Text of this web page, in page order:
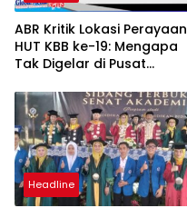
ABR Kritik Lokasi Perayaan
HUT KBB ke-19: Mengapa
Tak Digelar di Pusat
Headline